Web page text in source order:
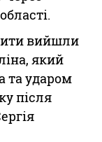
вийшли
який
та ударом
після